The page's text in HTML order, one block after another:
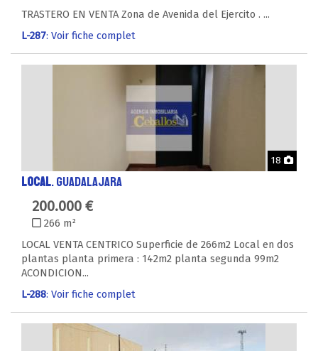
TRASTERO EN VENTA Zona de Avenida del Ejercito . ...
L-287: Voir fiche complet
18
LOCAL. GUADALAJARA
200.000 €
266 m²
LOCAL VENTA CENTRICO Superficie de 266m2 Local en dos
plantas planta primera : 142m2 planta segunda 99m2
ACONDICION...
L-288: Voir fiche complet